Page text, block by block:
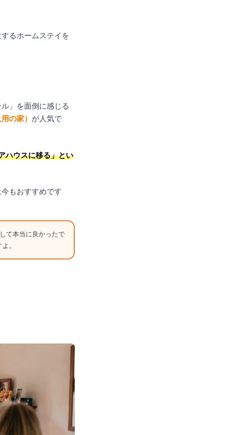
るホームステイを
」を面倒に感じる
の家） が人気で
ハウスに移る」とい
もおすすめです
て本当に良かったで
。